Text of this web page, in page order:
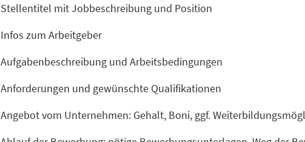
Stellentitel mit Jobbeschreibung und Position
Infos zum Arbeitgeber
Aufgabenbeschreibung und Arbeitsbedingungen
Anforderungen und gewünschte Qualifikationen
Angebot vom Unternehmen: Gehalt, Boni, ggf.